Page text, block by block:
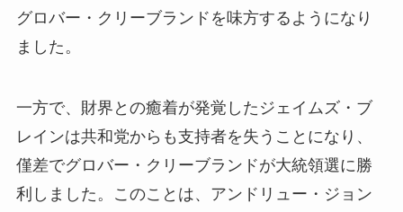
グロバー・クリーブランドを味方するようになり
ました。
一方で、財界との癒着が発覚したジェイムズ・ブ
レインは共和党からも支持者を失うことになり、
僅差でグロバー・クリーブランドが大統領選に勝
利しました。このことは、アンドリュー・ジョン